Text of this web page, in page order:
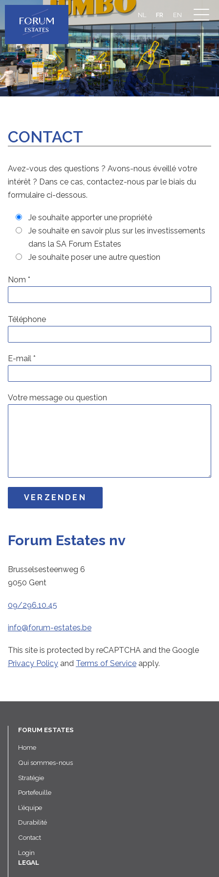
NL FR EN
CONTACT
Avez-vous des questions ? Avons-nous éveillé votre
intérêt ? Dans ce cas, contactez-nous par le biais du
formulaire ci-dessous.
Je souhaite apporter une propriété
Je souhaite en savoir plus sur les investissements
dans la SA Forum Estates
Je souhaite poser une autre question
Nom *
Téléphone
E-mail *
Votre message ou question
Forum Estates nv
Brusselsesteenweg 6
9050 Gent
09/296.10.45
info@forum-estates.be
This site is protected by reCAPTCHA and the Google
Privacy Policy and Terms of Service apply.
FORUM ESTATES
Home
Qui sommes-nous
Stratégie
Portefeuille
L’équipe
Durabilité
Contact
Login
LEGAL